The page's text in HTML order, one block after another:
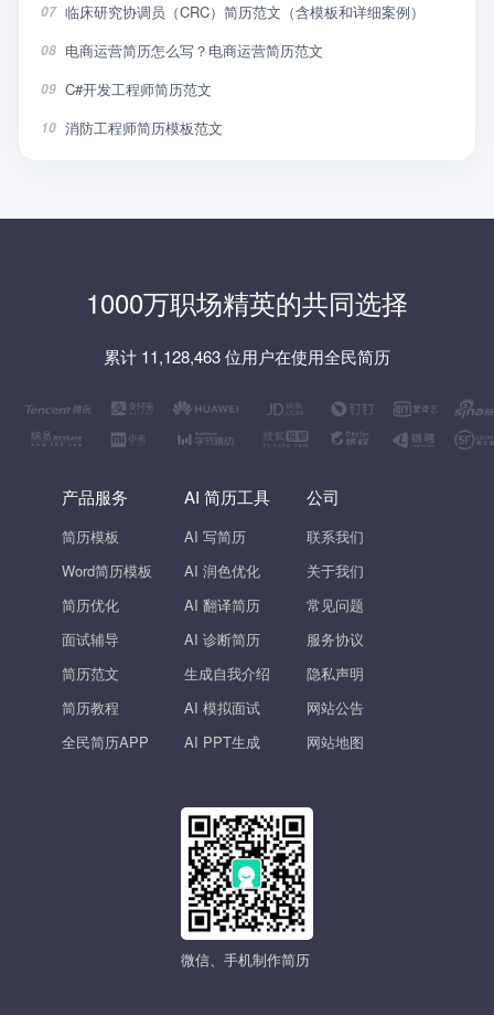
07 临床研究协调员（CRC）简历范文（含模板和详细案例）
08 电商运营简历怎么写？电商运营简历范文
09 C#开发工程师简历范文
10 消防工程师简历模板范文
1000万职场精英的共同选择
累计 11,128,463 位用户在使用全民简历
产品服务
简历模板
Word简历模板
简历优化
面试辅导
简历范文
简历教程
全民简历APP
AI 简历工具
AI 写简历
AI 润色优化
AI 翻译简历
AI 诊断简历
生成自我介绍
AI 模拟面试
AI PPT生成
公司
联系我们
关于我们
常见问题
服务协议
隐私声明
网站公告
网站地图
微信、手机制作简历